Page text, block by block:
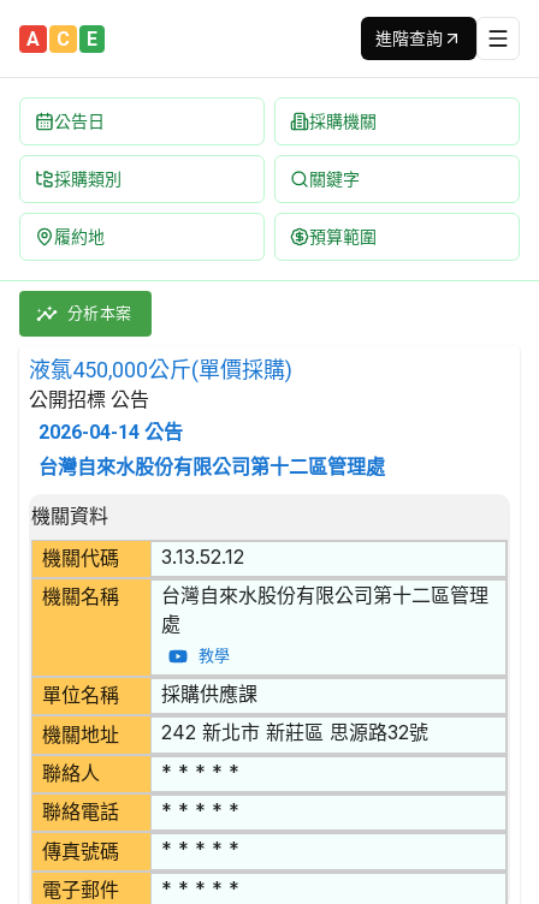
A C E 進階查詢
公告日 採購機關
採購類別 關鍵字
履約地 預算範圍
液氯450,000公斤(單價採購) 招標公告 | 案號：1152B10 | 公
採購類別：財物類 基本化學產品 | 招標方式：公開招標 |
分析本案
液氯450,000公斤(單價採購)
公開招標 公告
2026-04-14 公告
台灣自來水股份有限公司第十二區管理處
招標公告詳細內容
機關資料
機關代碼
3.13.52.12
機關名稱
台灣自來水股份有限公司第十二區管理
處
教學
單位名稱 採購供應課
機關地址 242 新北市 新莊區 思源路32號
聯絡人 * * * * *
聯絡電話 * * * * *
傳真號碼 * * * * *
電子郵件 * * * * *